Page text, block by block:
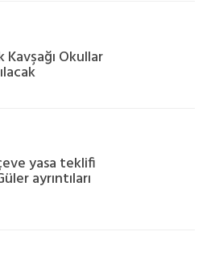
Kavşağı Okullar
yasa teklifi
ayrıntıları